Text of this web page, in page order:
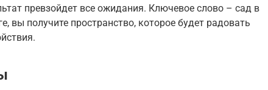
превзойдет все ожидания. Ключевое слово – сад в
вы получите пространство, которое будет радовать